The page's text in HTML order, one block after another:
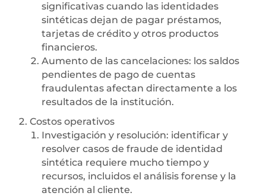
significativas cuando las identidades
sintéticas dejan de pagar préstamos,
tarjetas de crédito y otros productos
financieros.
Aumento de las cancelaciones: los saldos
pendientes de pago de cuentas
fraudulentas afectan directamente a los
resultados de la institución.
Costos operativos
Investigación y resolución: identificar y
resolver casos de fraude de identidad
sintética requiere mucho tiempo y
recursos, incluidos el análisis forense y la
atención al cliente.